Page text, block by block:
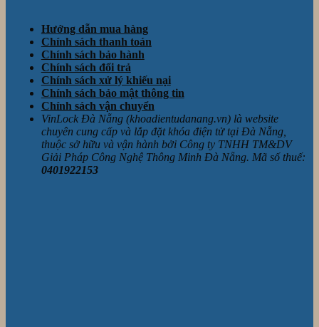
Hướng dẫn mua hàng
Chính sách thanh toán
Chính sách bảo hành
Chính sách đổi trả
Chính sách xử lý khiếu nại
Chính sách bảo mật thông tin
Chính sách vận chuyển
VinLock Đà Nẵng (khoadientudanang.vn) là website
chuyên cung cấp và lắp đặt khóa điện tử tại Đà Nẵng,
thuộc sở hữu và vận hành bởi Công ty TNHH TM&DV
Giải Pháp Công Nghệ Thông Minh Đà Nẵng. Mã số thuế:
0401922153